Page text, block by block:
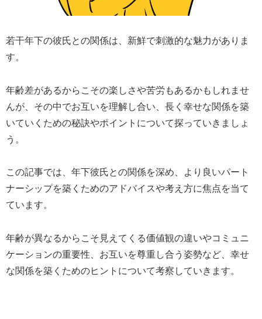
若干年下の彼氏との関係は、新鮮で刺激的な魅力がありま
す。
年齢差があるからこその楽しさや苦労もあるかもしれませ
んが、その中でお互いを理解し合い、長く幸せな関係を築
いていくための秘訣やポイントについて探っていきましょ
う。
この記事では、年下彼氏との関係を深め、より良いパート
ナーシップを築くためのアドバイスや考え方に焦点を当て
ています。
年齢が異なるからこそ見えてくる価値観の違いやコミュニ
ケーションの重要性、お互いを尊重し合う姿勢など、幸せ
な関係を築くためのヒントについて考察していきます。